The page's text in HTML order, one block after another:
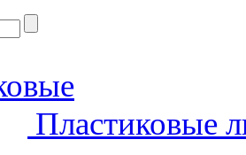
Пластиковые